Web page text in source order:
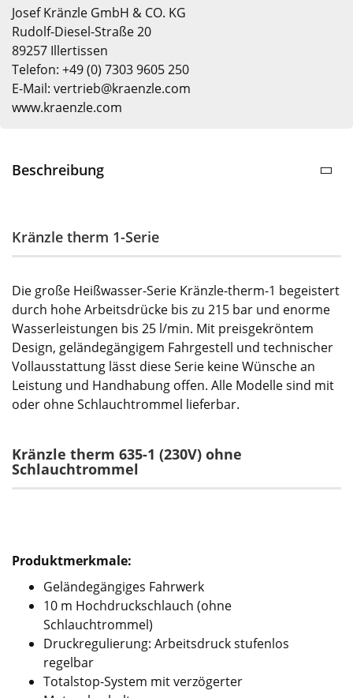
Josef Kränzle GmbH & CO. KG
Rudolf-Diesel-Straße 20
89257 Illertissen
Telefon: +49 (0) 7303 9605 250
E-Mail: vertrieb@kraenzle.com
www.kraenzle.com
Beschreibung
Kränzle therm 1-Serie
Die große Heißwasser-Serie Kränzle-therm-1 begeistert
durch hohe Arbeitsdrücke bis zu 215 bar und enorme
Wasserleistungen bis 25 l/min. Mit preisgekröntem
Design, geländegängigem Fahrgestell und technischer
Vollausstattung lässt diese Serie keine Wünsche an
Leistung und Handhabung offen. Alle Modelle sind mit
oder ohne Schlauchtrommel lieferbar.
Kränzle therm 635-1 (230V) ohne
Schlauchtrommel
Produktmerkmale:
Geländegängiges Fahrwerk
10 m Hochdruckschlauch (ohne
Schlauchtrommel)
Druckregulierung: Arbeitsdruck stufenlos
regelbar
Totalstop-System mit verzögerter